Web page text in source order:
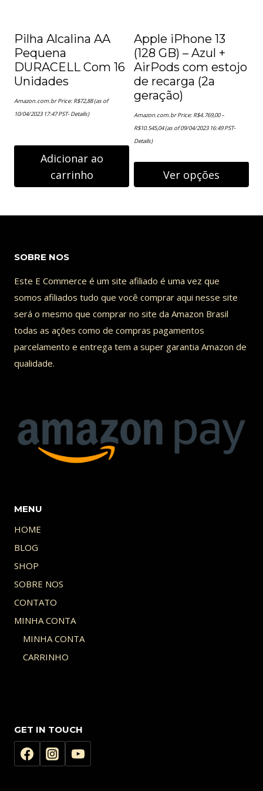
podem
ser
escolhidas
na
página
do
Pilha Alcalina AA
Pequena
DURACELL Com 16
Unidades
Amazon.com.br Price: R$72,88(as of
10/04/2023 17:47 PST-Details)
Adicionar ao
carrinho
Apple iPhone 13
(128 GB) – Azul +
AirPods com estojo
de recarga (2a
geração)
Amazon.com.br Price: R$4.769,00 –
R$10.545,04de
R$10.545,04
(as of 09/04/2023 16:49 PST-
Details)
Ver opções
produto
opções
podem
ser
do
produto
SOBRE NOS
Este E Commerce é um site afiliado é uma vez que
somos afiliados tudo que você comprar aqui nesse site
será o mesmo que comprar no site da Amazon Brasil
todas as ações como de compras pagamentos
parcelamento e entrega tem a super garantia Amazon de
qualidade.
MENU
HOME
BLOG
SHOP
SOBRE NOS
CONTATO
MINHA CONTA
MINHA CONTA
CARRINHO
GET IN TOUCH